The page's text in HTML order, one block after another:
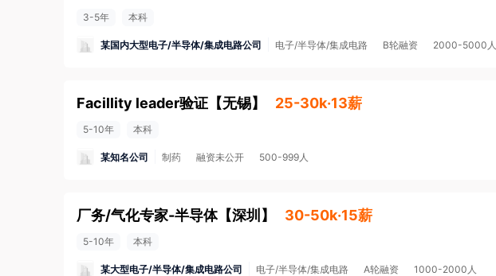
3-5年 本科
某国内大型电子/半导体/集成电路公司 电子/半导体/集成电路 B轮融资 2000-5000人
Facillity leader验证 【无锡】 25-30k·13薪
5-10年 本科
某知名公司 制药 融资未公开 500-999人
厂务/气化专家-半导体 【深圳 】 30-50k·15薪
5-10年 本科
某大型电子/半导体/集成电路公司 电子/半导体/集成电路 A轮融资 1000-2000人